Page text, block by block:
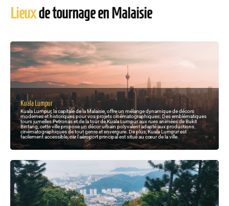
Lieuxde tournage en Malaisie
Kuala Lumpur
Kuala Lumpur, la capitale de la Malaisie, offre un mélange dynamique de décors
modernes et historiques pour vos projets cinématographiques. Des emblématiques
tours jumelles Petronas et de la tour de Kuala Lumpur aux rues animées de Bukit
Bintang, cette ville propose un décor urbain polyvalent adapté aux productions
cinématographiques de tout genre et envergure. De plus, Kuala Lumpur est
facilement accessible, car l'aéroport principal est situé au cœur de la ville.